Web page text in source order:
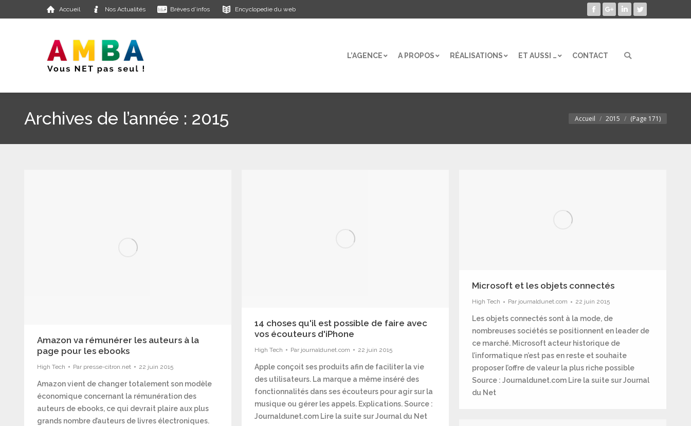
Accueil Nos Actualités Brèves d’infos Encyclopedie du web
Facebook
Google+LinkedInTwitter
L’AGENCE A PROPOS RÉALISATIONS ET AUSSI … CONTACT Search:
Archives de l’année : 2015 Vous êtes ici :
Accueil 2015 (Page 171)
Amazon va rémunérer les auteurs à la
page pour les ebooks
High Tech Par presse-citron.net 22 juin 2015
Amazon vient de changer totalement son modèle
économique concernant la rémunération des
auteurs de ebooks, ce qui devrait plaire aux plus
grands nombre d’auteurs de livres électroniques.
14 choses qu'il est possible de faire avec
vos écouteurs d'iPhone
High Tech Par journaldunet.com 22 juin 2015
Apple conçoit ses produits afin de faciliter la vie
des utilisateurs. La marque a même inséré des
fonctionnalités dans ses écouteurs pour agir sur la
musique ou gérer les appels. Explications. Source :
Journaldunet.com Lire la suite sur Journal du Net
Microsoft et les objets connectés
High Tech Par journaldunet.com 22 juin 2015
Les objets connectés sont à la mode, de
nombreuses sociétés se positionnent en leader de
ce marché. Microsoft acteur historique de
l’informatique n’est pas en reste et souhaite
proposer l’offre de valeur la plus riche possible
Source : Journaldunet.com Lire la suite sur Journal
du Net